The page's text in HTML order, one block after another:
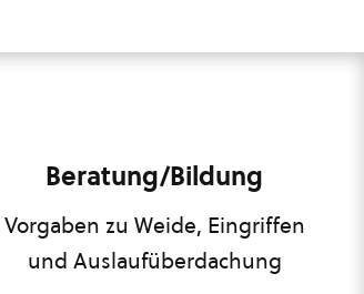
Beratung/Bildung
Vorgaben zu Weide, Eingriffen
und Auslaufüberdachung